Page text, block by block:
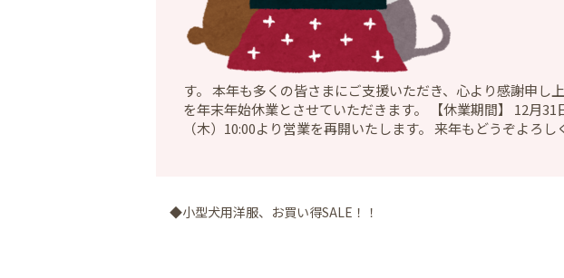
す。 本年も多くの皆さまにご支援いただき、心より感謝申し
を年末年始休業とさせていただきます。 【休業期間】 12月
（木）10:00より営業を再開いたします。 来年もどうぞよろし
◆小型犬用洋服、お買い得SALE！！